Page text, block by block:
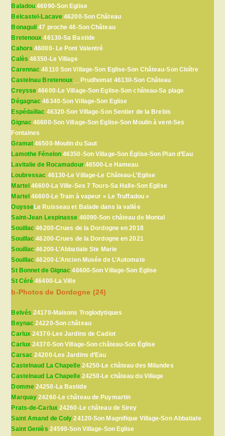
Baladou 46090-Son Eglise
Belcastel-Lacave 46200-Son Château
Bonaguil 47 proche 46-Son Château
Bretenoux 46130-Sa Bastide
Cahors 46000- Le Pont Valentré
Calès 46350-Le Village
Carennac 46110 Son Village-Son Eglise-Son Château-Son Cloître
Castelnau Bretenoux __Prudhomat 46130-Son Château
Creysse 46600-Le Village-Son Eglise-Son château-Sa plage
Dégagnac 46340-Son Village-Son Eglise
Espédaillac 46320-Son Village-Son Sentier de la Brebis
Gignac 46600-Son Village-Son Eglise-Son Moulin à vent-Ses
Fontaines
Gramat 46500-Moulin du Saut
Lamothe Fénelon46350-Son Village-Son Église-Son Plan d’Eau
Lavitalie de Rocamadour46500-Le Hameau
Loubressac 46130-Le Village-Le Château-L’Eglise
Martel 46600-La Ville-Ses 7 Tours-Sa Halle-Son Eglise
Martel 46600-Le Train à vapeur « Le Truffadou »
OuysseLe Ruisseau et Balade dans la vallée
Saint-Jean Lespinasse 46090-Son château de Montal
Souillac 46200-Crues de la Dordogne en 2018
Souillac 46200-Crues de la Dordogne en 2021
Souillac 46200-L’Abbatiale Ste Marie
Souillac 46200-L’Ancien Musée de L’Automate
St Bonnet de Gignac 46600-Son Village-Son Eglise
St Céré 46400-La Ville
b-Photos de Dordogne (24)
Belvés 24170-Maisons Troglodytiques
Beynac 24220-Son château
Carlux 24370-Les Jardins de Cadiot
Carlux 24370-Son Village-Son château-Son Église
Carsac 24200-Les Jardins d’Eau
Castelnaud La Chapelle24250-Le château des Milandes
Castelnaud La Chapelle24250-Le château du Village
Domme24250-La Bastide
Marquay 24260-Le château de Puymartin
Prats-de-Carlux24260-Le château de Sirey
Saint Amand de Coly 24120-Son Magnifique Village-Son Abbatiale
Saint Geniès 24590-Son Village-Son Eglise